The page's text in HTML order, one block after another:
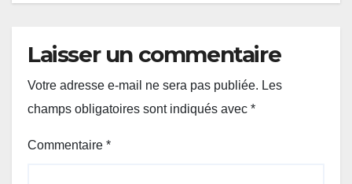
Laisser un commentaire
Votre adresse e-mail ne sera pas publiée. Les
champs obligatoires sont indiqués avec *
Commentaire *